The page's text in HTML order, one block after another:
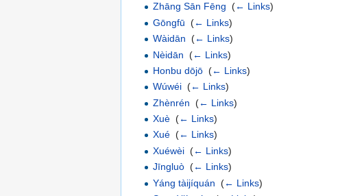
Zhāng Sān Fēng ‎(← Links)
Gōngfū ‎(← Links)
Wàidān ‎(← Links)
Nèidān ‎(← Links)
Honbu dōjō ‎(← Links)
Wúwéi ‎(← Links)
Zhènrén ‎(← Links)
Xuè ‎(← Links)
Xué ‎(← Links)
Xuéwèi ‎(← Links)
Jīngluò ‎(← Links)
Yáng tàijíquán ‎(← Links)